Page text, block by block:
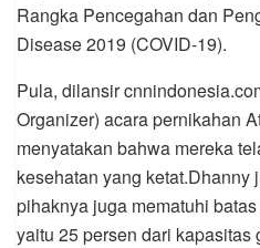
Rangka Pencegahan dan
Disease 2019 (COVID-19).
Pula, dilansir
Organizer) acara pernikahan
menyatakan bahwa mereka
kesehatan yang ketat.Dhanny
pihaknya juga mematuhi
yaitu 25 persen dari kapasitas